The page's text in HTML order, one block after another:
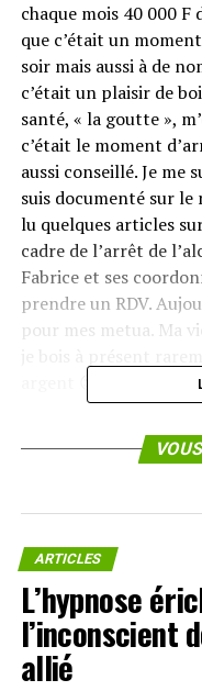
chaque mois 40 000 F
que c’était un
soir mais aussi à de
c’était un plaisir de
santé, « la goutte »,
c’était le moment
aussi conseillé. Je me
suis documenté sur
lu quelques articles
cadre de l’arrêt de
Fabrice et ses
prendre un RDV.
pour mes metua. Ma
argent 😉 Merci à
SUJETS CONNEXES :
ARTICLES
L’hypnose
l’inconscient
allié